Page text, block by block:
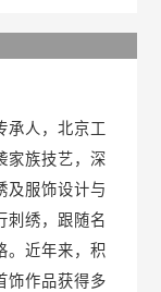
承人，北京工
家族技艺，深
及服饰设计与
刺绣，跟随名
。近年来，积
饰作品获得多